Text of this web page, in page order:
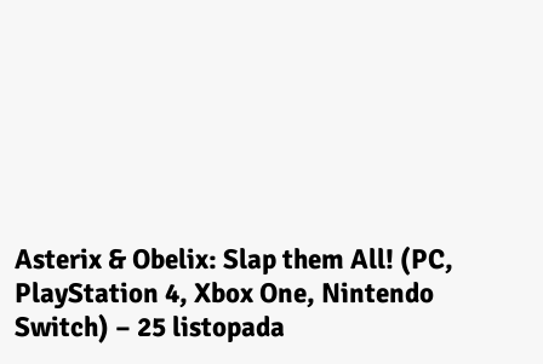
Asterix & Obelix: Slap them All! (PC,
PlayStation 4, Xbox One, Nintendo
Switch) – 25 listopada